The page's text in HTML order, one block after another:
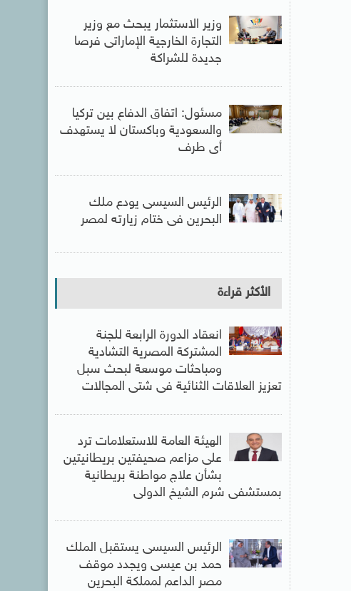
وزير الاستثمار يبحث مع وزير
التجارة الخارجية الإماراتى فرصا
جديدة للشراكة
مسئول: اتفاق الدفاع بين تركيا
والسعودية وباكستان لا يستهدف
أى طرف
الرئيس السيسى يودع ملك
البحرين فى ختام زيارته لمصر
الأكثر قراءة
انعقاد الدورة الرابعة للجنة
المشتركة المصرية التشادية
ومباحثات موسعة لبحث سبل
تعزيز العلاقات الثنائية فى شتى المجالات
الهيئة العامة للاستعلامات ترد
على مزاعم صحيفتين بريطانيتين
بشأن علاج مواطنة بريطانية
بمستشفى شرم الشيخ الدولى
الرئيس السيسى يستقبل الملك
حمد بن عيسى ويجدد موقف
مصر الداعم لمملكة البحرين